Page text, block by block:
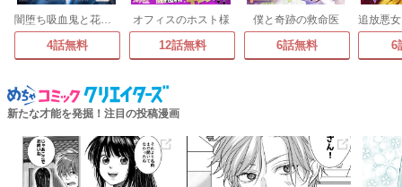
闇堕ち吸血鬼と花嫁のソアレ
4話無料
オフィスのホスト様
12話無料
僕と奇跡の救命医
6話無料 6
新たな才能を発掘！注目の投稿漫画